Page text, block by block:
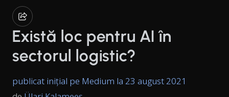
Există loc pentru AI în
sectorul logistic?
publicat inițial pe Medium la 23 august 2021